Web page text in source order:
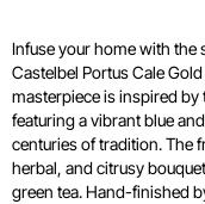
Infuse your home with the
Castelbel Portus Cale
masterpiece is inspired by
featuring a vibrant blue
centuries of tradition. The
herbal, and citrusy
green tea. Hand-finished